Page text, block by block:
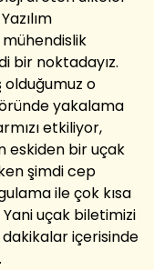
bir noktadayız.
o
yakalama
etkiliyor,
eskiden bir uçak
şimdi cep
ile çok kısa
uçak biletimizi
içerisinde